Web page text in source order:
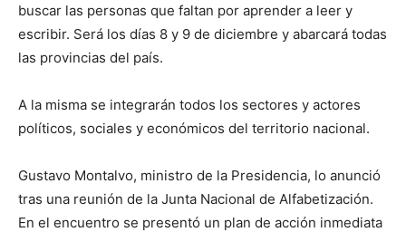
buscar las personas que faltan por aprender a leer y
escribir. Será los días 8 y 9 de diciembre y abarcará todas
las provincias del país.
A la misma se integrarán todos los sectores y actores
políticos, sociales y económicos del territorio nacional.
Gustavo Montalvo, ministro de la Presidencia, lo anunció
tras una reunión de la Junta Nacional de Alfabetización.
En el encuentro se presentó un plan de acción inmediata